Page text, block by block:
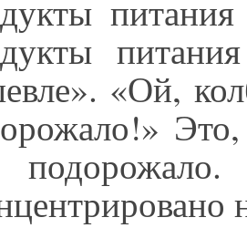
«Ой,
подорожало.